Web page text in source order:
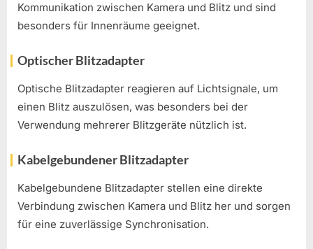
Kommunikation zwischen Kamera und Blitz und sind
besonders für Innenräume geeignet.
Optischer Blitzadapter
Optische Blitzadapter reagieren auf Lichtsignale, um
einen Blitz auszulösen, was besonders bei der
Verwendung mehrerer Blitzgeräte nützlich ist.
Kabelgebundener Blitzadapter
Kabelgebundene Blitzadapter stellen eine direkte
Verbindung zwischen Kamera und Blitz her und sorgen
für eine zuverlässige Synchronisation.